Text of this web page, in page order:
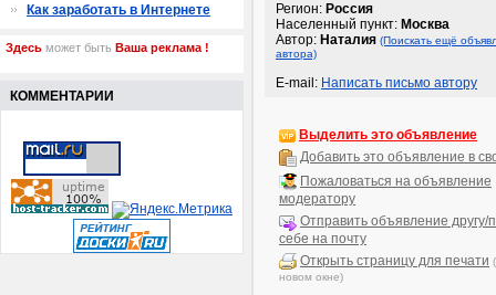
Регион: Россия
Населенный пункт: Москва
Автор: Наталия (Поискать ещё
автора)
E-mail: Написать письмо автору
Выделить это объявление
Добавить это объявление в
Пожаловаться на объявление
модератору
Отправить объявление другу/
себе на почту
Открыть страницу для печати
новом окне)
Как заработать в Интернете
Здесь может быть Ваша реклама !
КОММЕНТАРИИ